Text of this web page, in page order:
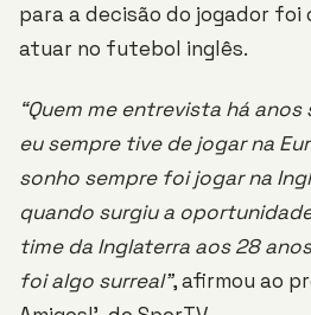
para a decisão do jogador foi
atuar no futebol inglês.
“Quem me entrevista há
eu sempre tive de jogar na
sonho sempre foi jogar na
quando surgiu a
time da Inglaterra aos 28
foi algo surreal”, afirmou ao